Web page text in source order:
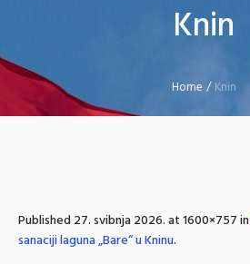
Knin
Home /Knin
Published27. svibnja 2026.at 1600×757 in
sanaciji laguna „Bare“ u Kninu.